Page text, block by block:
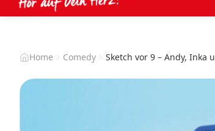
Home Comedy Sketch vor 9 – Andy, Inka